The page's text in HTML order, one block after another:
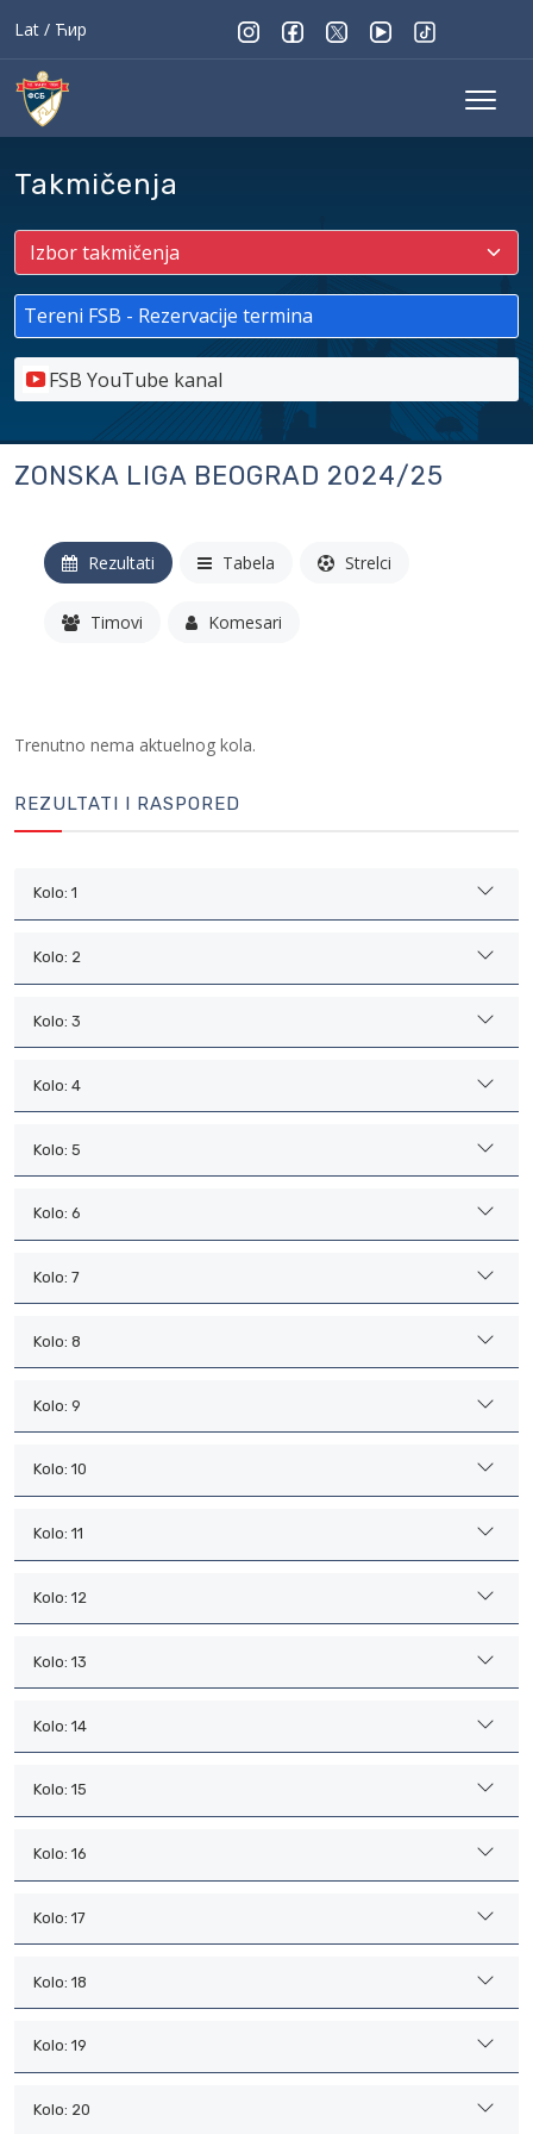
Lat / Ћир
Takmičenja
Tereni FSB - Rezervacije termina
FSB YouTube kanal
ZONSKA LIGA BEOGRAD 2024/25
Rezultati Tabela Strelci
Timovi Komesari
Trenutno nema aktuelnog kola.
REZULTATI I RASPORED
Kolo: 1
Kolo: 2
Kolo: 3
Kolo: 4
Kolo: 5
Kolo: 6
Kolo: 7
Kolo: 8
Kolo: 9
Kolo: 10
Kolo: 11
Kolo: 12
Kolo: 13
Kolo: 14
Kolo: 15
Kolo: 16
Kolo: 17
Kolo: 18
Kolo: 19
Kolo: 20